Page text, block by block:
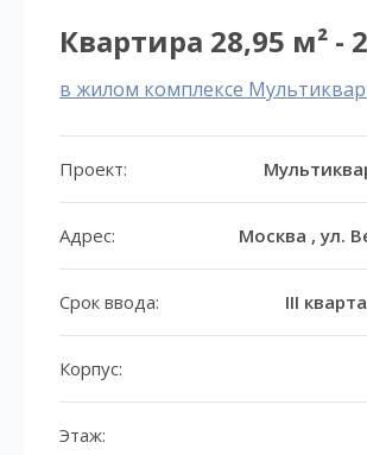
Квартира 28,95 м² -
в жилом комплексе
Проект:
Адрес: Москва , ул.
Срок ввода: III
Корпус:
Этаж: